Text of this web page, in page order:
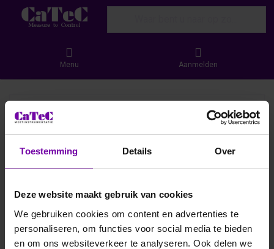
Toestemming Details Over
Deze website maakt gebruik van cookies
We gebruiken cookies om content en advertenties te
personaliseren, om functies voor social media te bieden
en om ons websiteverkeer te analyseren. Ook delen we
Menu Aanmelden